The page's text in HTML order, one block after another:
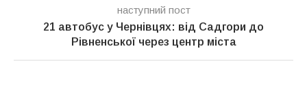
наступний пост
21 автобус у Чернівцях: від Садгори до
Рівненської через центр міста